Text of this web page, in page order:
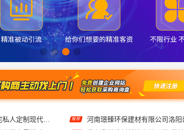
社区整店输出量贩零食适配全场景河南零百味供应链有限公司 推荐